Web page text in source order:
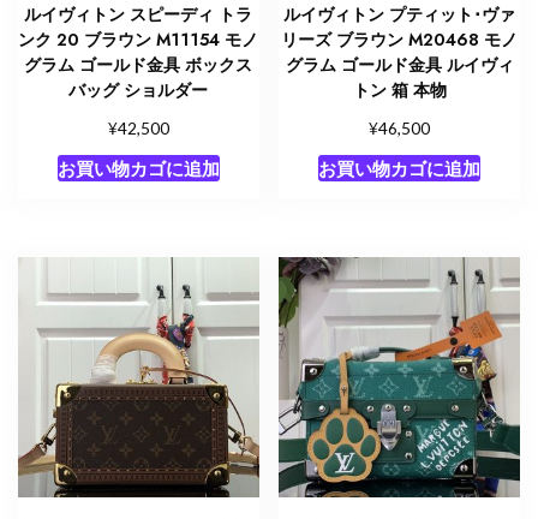
ルイヴィトン スピーディ トラ
ンク 20 ブラウン M11154 モノ
グラム ゴールド金具 ボックス
バッグ ショルダー
¥42,500
お買い物カゴに追加
ルイヴィトン プティット･ヴァ
リーズ ブラウン M20468 モノ
グラム ゴールド金具 ルイヴィ
トン 箱 本物
¥46,500
お買い物カゴに追加